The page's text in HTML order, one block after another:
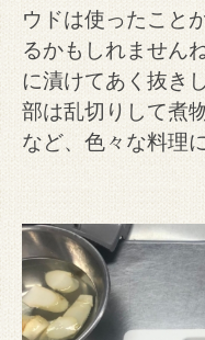
ウドは使ったこと
るかもしれません
に漬けてあく抜き
部は乱切りして煮
など、色々な料理